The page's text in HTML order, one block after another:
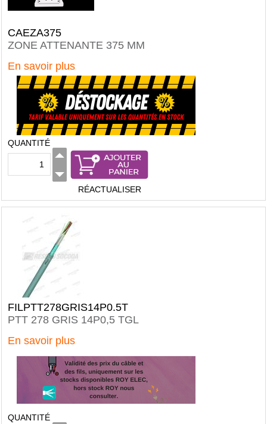
CAEZA375
ZONE ATTENANTE 375 MM
En savoir plus
QUANTITÉ
RÉACTUALISER
FILPTT278GRIS14P0.5T
PTT 278 GRIS 14P0,5 TGL
En savoir plus
QUANTITÉ